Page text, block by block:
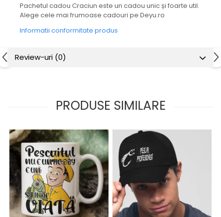
Pachetul cadou Craciun este un cadou unic și foarte util.
Alege cele mai frumoase cadouri pe Deyu.ro
Informatii conformitate produs
Review-uri (0)
PRODUSE SIMILARE